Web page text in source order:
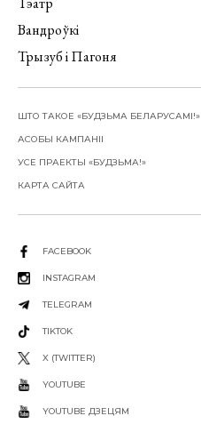
Вандроўкі
Трызуб і Пагоня
ШТО ТАКОЕ «БУДЗЬМА БЕЛАРУСАМІ!»
АСОБЫ КАМПАНІІ
УСЕ ПРАЕКТЫ «БУДЗЬМА!»
КАРТА САЙТА
FACEBOOK
INSTAGRAM
TELEGRAM
TIKTOK
X (TWITTER)
YOUTUBE
YOUTUBE ДЗЕЦЯМ